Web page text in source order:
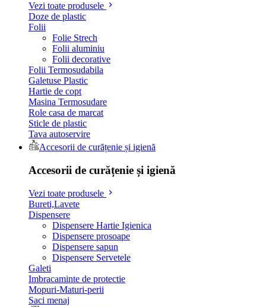
Vezi toate produsele
Doze de plastic
Folii
Folie Strech
Folii aluminiu
Folii decorative
Folii Termosudabila
Galetuse Plastic
Hartie de copt
Masina Termosudare
Role casa de marcat
Sticle de plastic
Tava autoservire
Accesorii de curățenie și igienă
Accesorii de curățenie și igienă
Vezi toate produsele
Bureti,Lavete
Dispensere
Dispensere Hartie Igienica
Dispensere prosoape
Dispensere sapun
Dispensere Servetele
Galeti
Imbracaminte de protectie
Mopuri-Maturi-perii
Saci menaj